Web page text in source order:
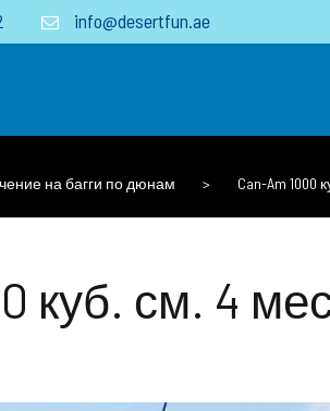
info@desertfun.ae
на багги по дюнам > Can-Am 1000
куб. см. 4